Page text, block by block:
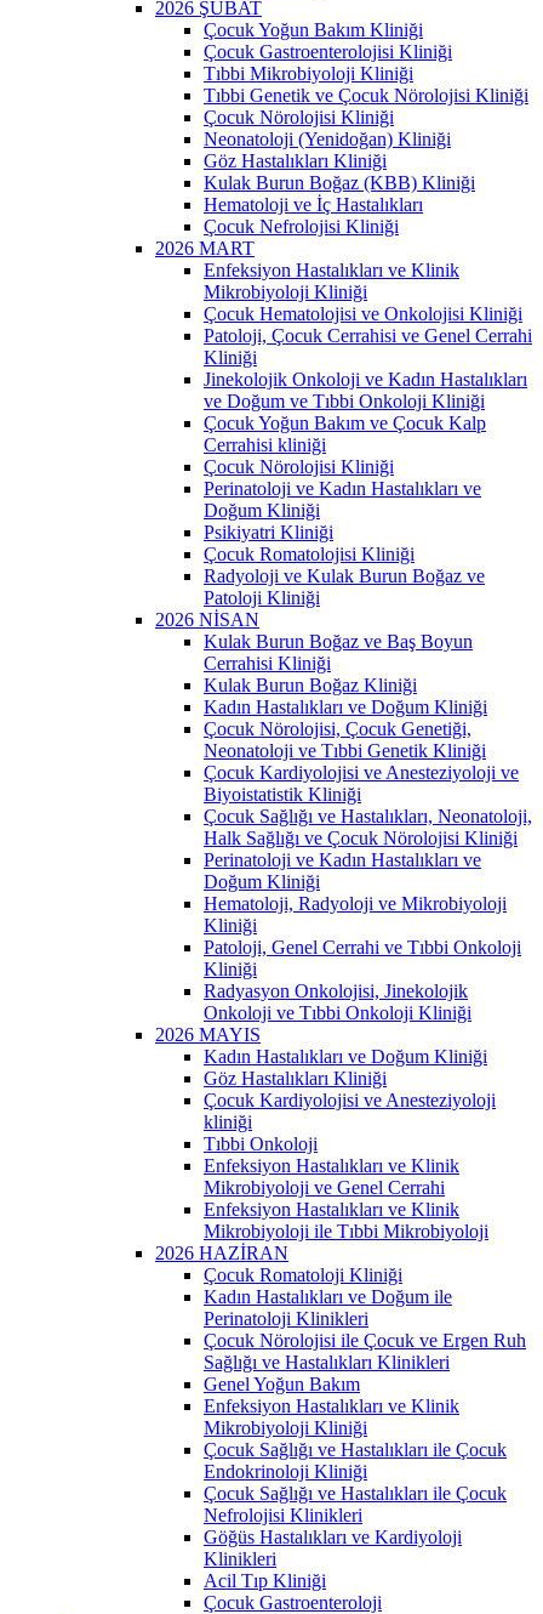
2026 ŞUBAT
Çocuk Yoğun Bakım Kliniği
Çocuk Gastroenterolojisi Kliniği
Tıbbi Mikrobiyoloji Kliniği
Tıbbi Genetik ve Çocuk Nörolojisi Kliniği
Çocuk Nörolojisi Kliniği
Neonatoloji (Yenidoğan) Kliniği
Göz Hastalıkları Kliniği
Kulak Burun Boğaz (KBB) Kliniği
Hematoloji ve İç Hastalıkları
Çocuk Nefrolojisi Kliniği
2026 MART
Enfeksiyon Hastalıkları ve Klinik
Mikrobiyoloji Kliniği
Çocuk Hematolojisi ve Onkolojisi Kliniği
Patoloji, Çocuk Cerrahisi ve Genel Cerrahi
Kliniği
Jinekolojik Onkoloji ve Kadın Hastalıkları
ve Doğum ve Tıbbi Onkoloji Kliniği
Çocuk Yoğun Bakım ve Çocuk Kalp
Cerrahisi kliniği
Çocuk Nörolojisi Kliniği
Perinatoloji ve Kadın Hastalıkları ve
Doğum Kliniği
Psikiyatri Kliniği
Çocuk Romatolojisi Kliniği
Radyoloji ve Kulak Burun Boğaz ve
Patoloji Kliniği
2026 NİSAN
Kulak Burun Boğaz ve Baş Boyun
Cerrahisi Kliniği
Kulak Burun Boğaz Kliniği
Kadın Hastalıkları ve Doğum Kliniği
Çocuk Nörolojisi, Çocuk Genetiği,
Neonatoloji ve Tıbbi Genetik Kliniği
Çocuk Kardiyolojisi ve Anesteziyoloji ve
Biyoistatistik Kliniği
Çocuk Sağlığı ve Hastalıkları, Neonatoloji,
Halk Sağlığı ve Çocuk Nörolojisi Kliniği
Perinatoloji ve Kadın Hastalıkları ve
Doğum Kliniği
Hematoloji, Radyoloji ve Mikrobiyoloji
Kliniği
Patoloji, Genel Cerrahi ve Tıbbi Onkoloji
Kliniği
Radyasyon Onkolojisi, Jinekolojik
Onkoloji ve Tıbbi Onkoloji Kliniği
2026 MAYIS
Kadın Hastalıkları ve Doğum Kliniği
Göz Hastalıkları Kliniği
Çocuk Kardiyolojisi ve Anesteziyoloji
kliniği
Tıbbi Onkoloji
Enfeksiyon Hastalıkları ve Klinik
Mikrobiyoloji ve Genel Cerrahi
Enfeksiyon Hastalıkları ve Klinik
Mikrobiyoloji ile Tıbbi Mikrobiyoloji
2026 HAZİRAN
Çocuk Romatoloji Kliniği
Kadın Hastalıkları ve Doğum ile
Perinatoloji Klinikleri
Çocuk Nörolojisi ile Çocuk ve Ergen Ruh
Sağlığı ve Hastalıkları Klinikleri
Genel Yoğun Bakım
Enfeksiyon Hastalıkları ve Klinik
Mikrobiyoloji Kliniği
Çocuk Sağlığı ve Hastalıkları ile Çocuk
Endokrinoloji Kliniği
Çocuk Sağlığı ve Hastalıkları ile Çocuk
Nefrolojisi Klinikleri
Göğüs Hastalıkları ve Kardiyoloji
Klinikleri
Acil Tıp Kliniği
Çocuk Gastroenteroloji